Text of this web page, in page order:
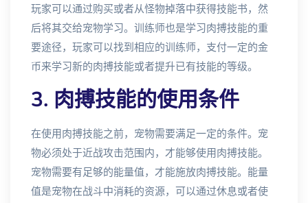
玩家可以通过购买或者从怪物掉落中获得技能书，然
后将其交给宠物学习。训练师也是学习肉搏技能的重
要途径，玩家可以找到相应的训练师，支付一定的金
币来学习新的肉搏技能或者提升已有技能的等级。
3. 肉搏技能的使用条件
在使用肉搏技能之前，宠物需要满足一定的条件。宠
物必须处于近战攻击范围内，才能够使用肉搏技能。
宠物需要有足够的能量值，才能施放肉搏技能。能量
值是宠物在战斗中消耗的资源，可以通过休息或者使